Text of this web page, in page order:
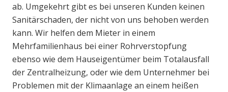
ab. Umgekehrt gibt es bei unseren Kunden keinen
Sanitärschaden, der nicht von uns behoben werden
kann. Wir helfen dem Mieter in einem
Mehrfamilienhaus bei einer Rohrverstopfung
ebenso wie dem Hauseigentümer beim Totalausfall
der Zentralheizung, oder wie dem Unternehmer bei
Problemen mit der Klimaanlage an einem heißen